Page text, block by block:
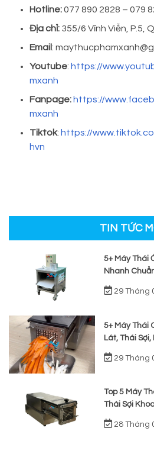
Hotline:077 890 2828 – 079
Địa chỉ: 355/6 Vĩnh Viễn, P.5,
Email:
Youtube: https://
mxanh
Fanpage:https://
mxanh
Tiktok: https://
hvn
TIN TỨC
5+ Máy Thái
Nhanh
29 Tháng
5+ Máy Thái
Lát, Thái Sợi,
29 Tháng
Top 5 Máy
Thái Sợi
28 Tháng